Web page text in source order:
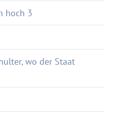
hoch 3
wo der Staat